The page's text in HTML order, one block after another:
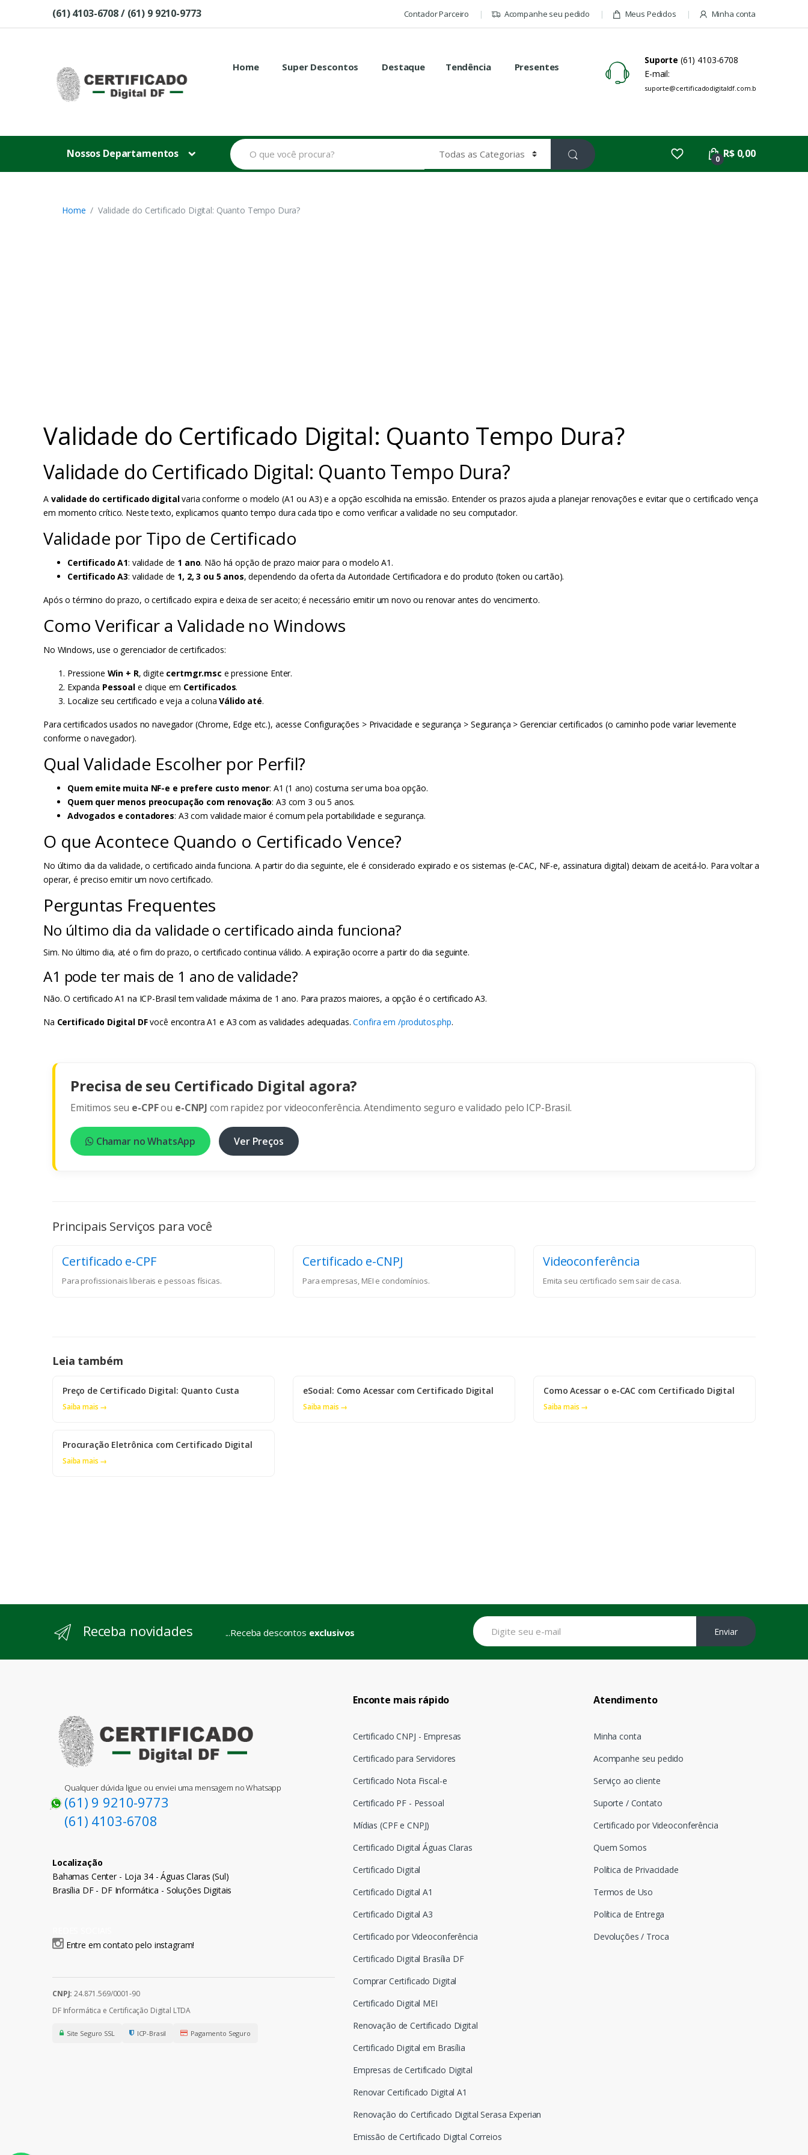
Skip to navigation
Skip to content(61) 4103-6708 / (61) 9 9210-9773 Contador Parceiro Acompanhe seu pedido Meus Pedidos Minha conta
Home Super Descontos Destaque Tendência Presentes
Suporte (61) 4103-6708
E-mail:
suporte@certificadodigitaldf.com.br
Nossos Departamentos
B
u
s
p
0 R$ 0,00
Home Validade do Certificado Digital: Quanto Tempo Dura?
Validade do Certificado Digital: Quanto Tempo Dura?
Validade do Certificado Digital: Quanto Tempo Dura?
A validade do certificado digitalvaria conforme o modelo (A1 ou A3) e a opção escolhida na emissão. Entender os prazos ajuda a planejar renovações e evitar que o certificado vença
em momento crítico. Neste texto, explicamos quanto tempo dura cada tipo e como verificar a validade no seu computador.
Validade por Tipo de Certificado
Certificado A1: validade de 1 ano. Não há opção de prazo maior para o modelo A1.
Certificado A3: validade de 1, 2, 3 ou 5 anos, dependendo da oferta da Autoridade Certificadora e do produto (token ou cartão).
Após o término do prazo, o certificado expira e deixa de ser aceito; é necessário emitir um novo ou renovar antes do vencimento.
Como Verificar a Validade no Windows
No Windows, use o gerenciador de certificados:
Pressione Win + R, digite certmgr.msc e pressione Enter.
Expanda Pessoale clique em Certificados.
Localize seu certificado e veja a colunaVálido até.
Para certificados usados no navegador (Chrome, Edge etc.), acesse Configurações > Privacidade e segurança > Segurança > Gerenciar certificados (o caminho pode variar levemente
conforme o navegador).
Qual Validade Escolher por Perfil?
Quem emite muita NF-e e prefere custo menor: A1 (1 ano) costuma ser uma boa opção.
Quem quer menos preocupação com renovação: A3 com 3 ou 5 anos.
Advogados e contadores: A3 com validade maior é comum pela portabilidade e segurança.
O que Acontece Quando o Certificado Vence?
No último dia da validade, o certificado ainda funciona. A partir do dia seguinte, ele é considerado expirado e os sistemas (e-CAC, NF-e, assinatura digital) deixam de aceitá-lo. Para voltar a
operar, é preciso emitir um novo certificado.
Perguntas Frequentes
No último dia da validade o certificado ainda funciona?
Sim. No último dia, até o fim do prazo, o certificado continua válido. A expiração ocorre a partir do dia seguinte.
A1 pode ter mais de 1 ano de validade?
Não. O certificado A1 na ICP-Brasil tem validade máxima de 1 ano. Para prazos maiores, a opção é o certificado A3.
Na Certificado Digital DFvocê encontra A1 e A3 com as validades adequadas.Confira em /produtos.php.
Precisa de seu Certificado Digital agora?
Emitimos seu e-CPFou e-CNPJ com rapidez por videoconferência. Atendimento seguro e validado pelo ICP-Brasil.
Chamar no WhatsApp Ver Preços
Principais Serviços para você
Certificado e-CPF
Para profissionais liberais e pessoas físicas.
Certificado e-CNPJ
Para empresas, MEI e condomínios.
Videoconferência
Emita seu certificado sem sair de casa.
Leia também
Preço de Certificado Digital: Quanto Custa
Saiba mais →
eSocial: Como Acessar com Certificado Digital
Saiba mais →
Como Acessar o e-CAC com Certificado Digital
Saiba mais →
Procuração Eletrônica com Certificado Digital
Saiba mais →
Receba novidades ...Receba descontos exclusivos Enviar
Enconte mais rápido
Certificado CNPJ - Empresas
Certificado para Servidores
Certificado Nota Fiscal-e
Certificado PF - Pessoal
Mídias (CPF e CNPJ)
Certificado Digital Águas Claras
Certificado Digital
Certificado Digital A1
Certificado Digital A3
Certificado por Videoconferência
Certificado Digital Brasília DF
Comprar Certificado Digital
Certificado Digital MEI
Renovação de Certificado Digital
Certificado Digital em Brasília
Empresas de Certificado Digital
Renovar Certificado Digital A1
Renovação do Certificado Digital Serasa Experian
Emissão de Certificado Digital Correios
Atendimento
Minha conta
Acompanhe seu pedido
Serviço ao cliente
Suporte / Contato
Certificado por Videoconferência
Quem Somos
Política de Privacidade
Termos de Uso
Política de Entrega
Devoluções / Troca
Qualquer dúvida ligue ou enviei uma mensagem no Whatsapp
(61) 9 9210-9773
(61) 4103-6708
Localização
Bahamas Center - Loja 34 - Águas Claras (Sul)
Brasília DF - DF Informática - Soluções Digitais
Entre em contato pelo instagram!
CNPJ: 24.871.569/0001-90
DF Informática e Certificação Digital LTDA
Site Seguro SSL ICP-Brasil Pagamento Seguro